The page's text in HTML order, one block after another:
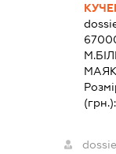
(грн.):